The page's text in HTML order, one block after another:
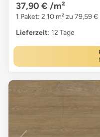
37,90 € /m²
1 Paket: 2,10 m² zu 79,59 €
Lieferzeit: 12 Tage